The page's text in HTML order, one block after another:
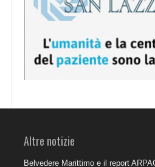
Altre notizie
Belvedere Marittimo e il report